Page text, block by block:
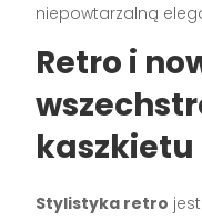
niepowtarzalną
Retro i
kaszkietu
Stylistyka retro